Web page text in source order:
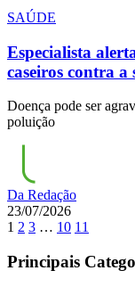
SAÚDE
Especialista
caseiros contra a
Doença pode ser
poluição
Da Redação
23/07/2026
1 2 3 … 10 11
Principais